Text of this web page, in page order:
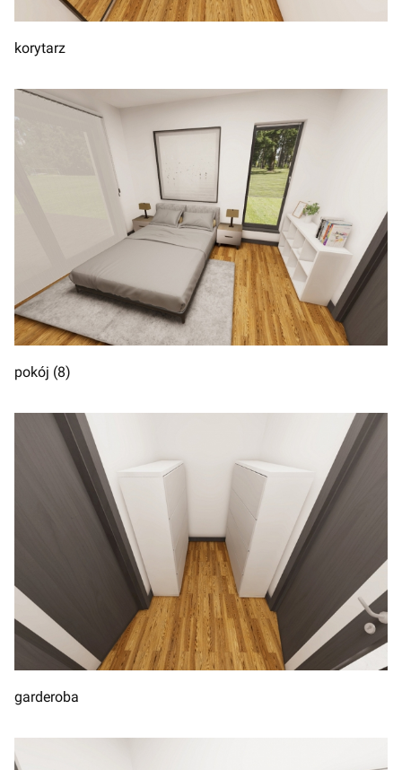
korytarz
pokój (8)
garderoba